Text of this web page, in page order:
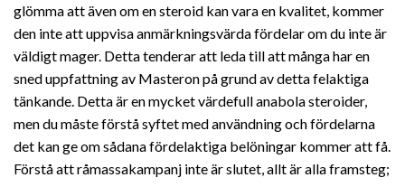
glömma att även om en steroid kan vara en kvalitet, kommer
den inte att uppvisa anmärkningsvärda fördelar om du inte är
väldigt mager. Detta tenderar att leda till att många har en
sned uppfattning av Masteron på grund av detta felaktiga
tänkande. Detta är en mycket värdefull anabola steroider,
men du måste förstå syftet med användning och fördelarna
det kan ge om sådana fördelaktiga belöningar kommer att få.
Förstå att råmassakampanj inte är slutet, allt är alla framsteg;